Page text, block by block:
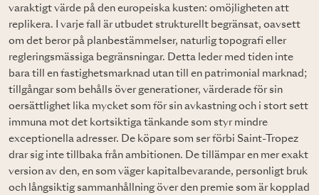
varaktigt värde på den europeiska kusten: omöjligheten att
replikera. I varje fall är utbudet strukturellt begränsat, oavsett
om det beror på planbestämmelser, naturlig topografi eller
regleringsmässiga begränsningar. Detta leder med tiden inte
bara till en fastighetsmarknad utan till en patrimonial marknad;
tillgångar som behålls över generationer, värderade för sin
oersättlighet lika mycket som för sin avkastning och i stort sett
immuna mot det kortsiktiga tänkande som styr mindre
exceptionella adresser. De köpare som ser förbi Saint-Tropez
drar sig inte tillbaka från ambitionen. De tillämpar en mer exakt
version av den, en som väger kapitalbevarande, personligt bruk
och långsiktig sammanhållning över den premie som är kopplad